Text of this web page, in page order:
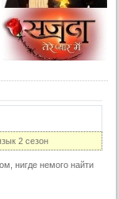
2 сезон
нигде немого найти